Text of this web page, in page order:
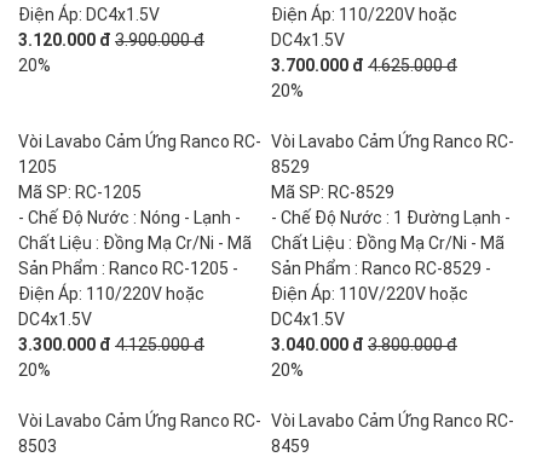
Điện Áp: DC4x1.5V
3.120.000 đ 3.900.000 đ
20%
Điện Áp: 110/220V hoặc
DC4x1.5V
3.700.000 đ 4.625.000 đ
20%
Vòi Lavabo Cảm Ứng Ranco RC-
1205
Mã SP: RC-1205
- Chế Độ Nước : Nóng - Lạnh -
Chất Liệu : Đồng Mạ Cr/Ni - Mã
Sản Phẩm : Ranco RC-1205 -
Điện Áp: 110/220V hoặc
DC4x1.5V
3.300.000 đ 4.125.000 đ
20%
Vòi Lavabo Cảm Ứng Ranco RC-
8529
Mã SP: RC-8529
- Chế Độ Nước : 1 Đường Lạnh -
Chất Liệu : Đồng Mạ Cr/Ni - Mã
Sản Phẩm : Ranco RC-8529 -
Điện Áp: 110V/220V hoặc
DC4x1.5V
3.040.000 đ 3.800.000 đ
20%
Vòi Lavabo Cảm Ứng Ranco RC-
8503
Vòi Lavabo Cảm Ứng Ranco RC-
8459